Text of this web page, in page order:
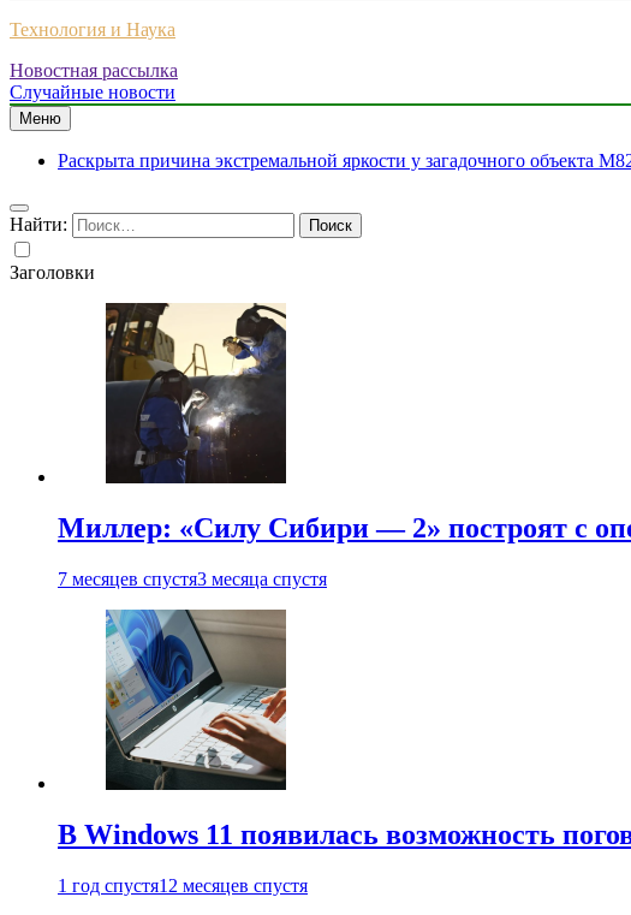
Технология и Наука
Новостная рассылка
Случайные новости
Меню
Раскрыта причина экстремальной яркости у загадочного объекта
Найти:
Заголовки
Миллер: «Силу Сибири — 2» построят с
7 месяцев спустя3 месяца спустя
В Windows 11 появилась возможность
1 год спустя12 месяцев спустя